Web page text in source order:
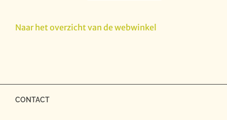
vol.
Flowers
Naar het overzicht van de webwinkel
CONTACT